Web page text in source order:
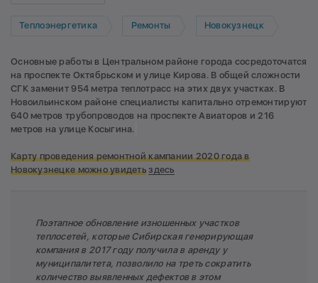
Теплоэнергетика Ремонты Новокузнецк
Основные работы в Центральном районе города сосредоточатся
на проспекте Октябрьском и улице Кирова. В общей сложности
СГК заменит 954 метра теплотрасс на этих двух участках. В
Новоильинском районе специалисты капитально отремонтируют
640 метров трубопроводов на проспекте Авиаторов и 216
метров на улице Косыгина.
Карту проведения ремонтной кампании 2020 года в
Новокузнецке можно увидеть здесь
Поэтапное обновление изношенных участков
теплосетей, которые Сибирская генерирующая
компания в 2017 году получила в аренду у
муниципалитета, позволило на треть сократить
количество выявленных дефектов в этом